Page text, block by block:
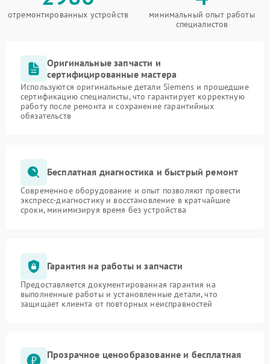
отремонтированных устройств
минимальный опыт работы
специалистов
Оригинальные запчасти и
сертифицированные мастера
Используются оригинальные детали Siemens и прошедшие
сертификацию специалисты, что гарантирует корректную
работу после ремонта и сохранение гарантийных
обязательств
Бесплатная диагностика и быстрый ремонт
Современное оборудование и опыт позволяют провести
экспресс-диагностику и восстановление в кратчайшие
сроки, минимизируя время без устройства
Гарантия на работы и запчасти
Предоставляется документированная гарантия на
выполненные работы и установленные детали, что
защищает клиента от повторных неисправностей
Прозрачное ценообразование и бесплатная